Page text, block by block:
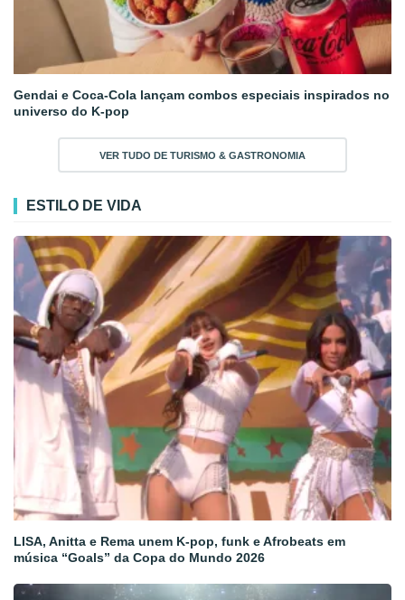
Gendai e Coca-Cola lançam combos especiais inspirados no
universo do K-pop
VER TUDO DE TURISMO & GASTRONOMIA
ESTILO DE VIDA
LISA, Anitta e Rema unem K-pop, funk e Afrobeats em
música “Goals” da Copa do Mundo 2026